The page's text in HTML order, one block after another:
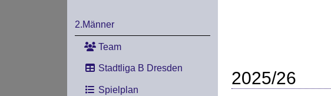
2.Männer
Team
Stadtliga B Dresden
Spielplan
2025/26